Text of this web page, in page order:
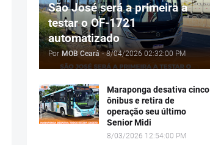
São José será a primeira a
testar o OF-1721
automatizado
Por MOB Ceará - 8/04/2026 02:32:00 PM
Maraponga desativa cinco
ônibus e retira de
operação seu último
Senior Midi
8/03/2026 12:54:00 PM